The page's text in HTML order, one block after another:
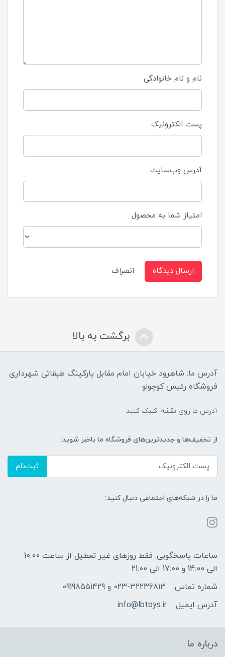
نام و نام خانوادگی
پست الکترونیک
آدرس وب‌سایت
امتیاز شما به محصول
ارسال دیدگاه انصراف
برگشت به بالا
آدرس ما: شاهرود خیابان امام مقابل پارکینگ طبقاتی شهرداری
فروشگاه رئیس کوچولو
آدرس ما روی نقشه: کلیک کنید
از تخفیف‌ها و جدیدترین‌های فروشگاه ما باخبر شوید:
ثبت‌نام
ما را در شبکه‌های اجتماعی دنبال کنید:
ساعات پاسخگویی: فقط روزهای غیر تعطیل از ساعت 10:00
الی 14:00 و 17:00 الی 21:00
شماره تماس:
023-32236813 و 09198551429
آدرس ایمیل:
info@lbtoys.ir
درباره ما